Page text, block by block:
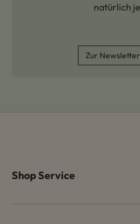
natürlich
Zur
Shop Service